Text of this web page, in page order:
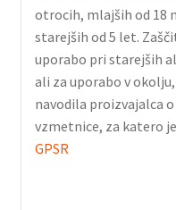
otrocih, mlajših od 18
starejših od 5 let.
uporabo pri starejših
ali za uporabo v
navodila proizvajalca
vzmetnice, za katero
GPSR